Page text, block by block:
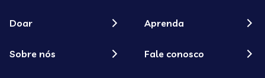
Doar
Sobre nós
Aprenda
Fale conosco